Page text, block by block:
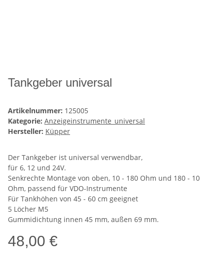
Tankgeber universal
Artikelnummer: 125005
Kategorie: Anzeigeinstrumente_universal
Hersteller: Küpper
Der Tankgeber ist universal verwendbar,
für 6, 12 und 24V.
Senkrechte Montage von oben, 10 - 180 Ohm und 180 - 10
Ohm, passend für VDO-Instrumente
Für Tankhöhen von 45 - 60 cm geeignet
5 Löcher M5
Gummidichtung innen 45 mm, außen 69 mm.
48,00 €